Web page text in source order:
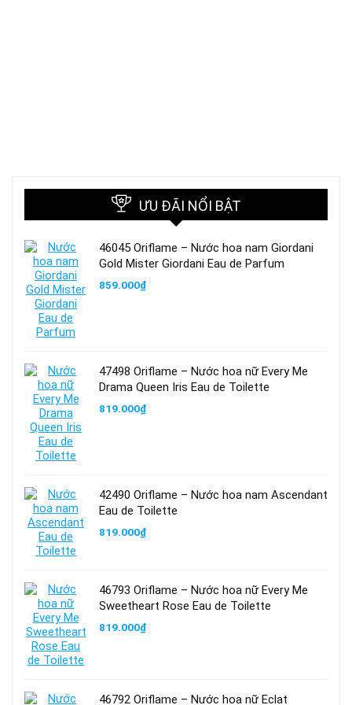
ƯU ĐÃI NỔI BẬT
46045 Oriflame – Nước hoa nam Giordani
Gold Mister Giordani Eau de Parfum
859.000₫
47498 Oriflame – Nước hoa nữ Every Me
Drama Queen Iris Eau de Toilette
819.000₫
42490 Oriflame – Nước hoa nam Ascendant
Eau de Toilette
819.000₫
46793 Oriflame – Nước hoa nữ Every Me
Sweetheart Rose Eau de Toilette
819.000₫
46792 Oriflame – Nước hoa nữ Eclat